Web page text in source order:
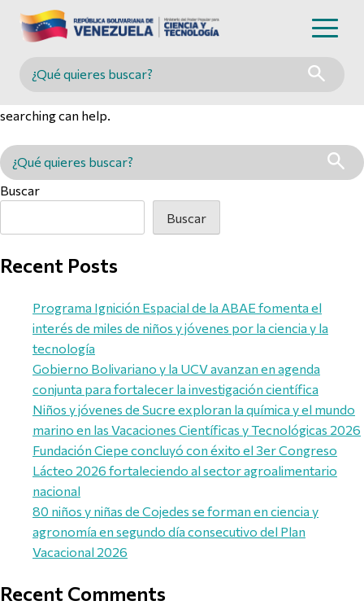
Buscar en MINCYT
searching can help.
Buscar en MINCYT
Buscar
Buscar
Recent Posts
Programa Ignición Espacial de la ABAE fomenta el
interés de miles de niños y jóvenes por la ciencia y la
tecnología
Gobierno Bolivariano y la UCV avanzan en agenda
conjunta para fortalecer la investigación científica
Niños y jóvenes de Sucre exploran la química y el mundo
marino en las Vacaciones Científicas y Tecnológicas 2026
Fundación Ciepe concluyó con éxito el 3er Congreso
Lácteo 2026 fortaleciendo al sector agroalimentario
nacional
80 niños y niñas de Cojedes se forman en ciencia y
agronomía en segundo día consecutivo del Plan
Vacacional 2026
Recent Comments